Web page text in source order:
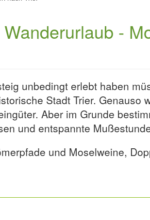
-
unbedingt erlebt haben
Stadt Trier. Genauso
Aber im Grunde
und entspannte
und Moselweine,